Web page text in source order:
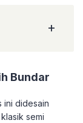
+
Bundar
ini didesain
semi